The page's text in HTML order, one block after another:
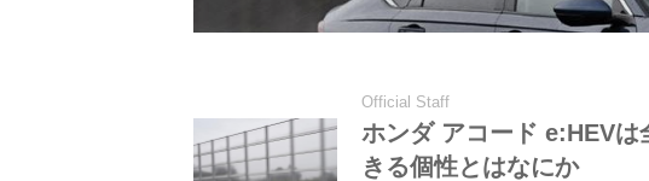
Official Staff
ホンダ アコード e:HEV
きる個性とはなにか